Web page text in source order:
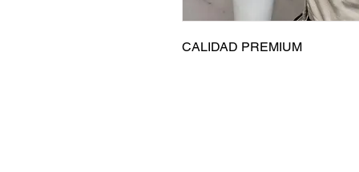
CALIDAD PREMIUM